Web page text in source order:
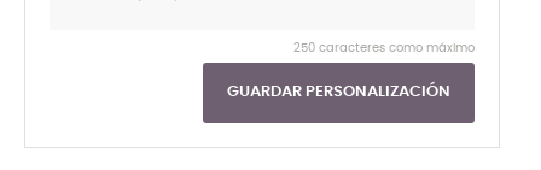
250 caracteres como máximo
GUARDAR PERSONALIZACIÓN